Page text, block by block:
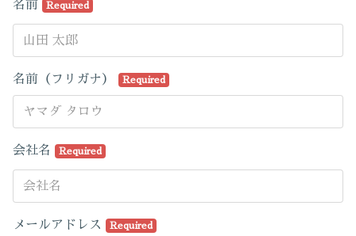
名前 Required
名前（フリガナ） Required
会社名 Required
メールアドレス Required